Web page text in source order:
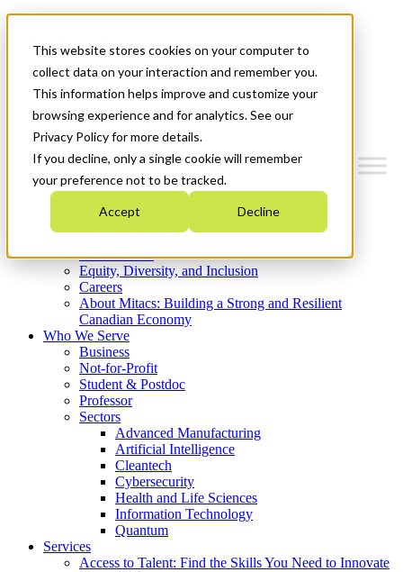
This website stores cookies on your computer to
collect data on your interaction and remember you.
This information helps improve and customize your
browsing experience and for analytics. See our
Privacy Policy for more details.
If you decline, only a single cookie will remember
your preference not to be tracked.
Accept Decline
News & Events
Get Started
Menu
Who We Are
Strategic Plan 2026-2030
What We Do
Equity, Diversity, and Inclusion
Careers
About Mitacs: Building a Strong and Resilient
Canadian Economy
Who We Serve
Business
Not-for-Profit
Student & Postdoc
Professor
Sectors
Advanced Manufacturing
Artificial Intelligence
Cleantech
Cybersecurity
Health and Life Sciences
Information Technology
Quantum
Services
Access to Talent: Find the Skills You Need to Innovate